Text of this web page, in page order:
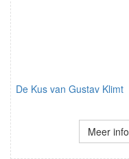
De Kus van Gustav Klimt
Meer info